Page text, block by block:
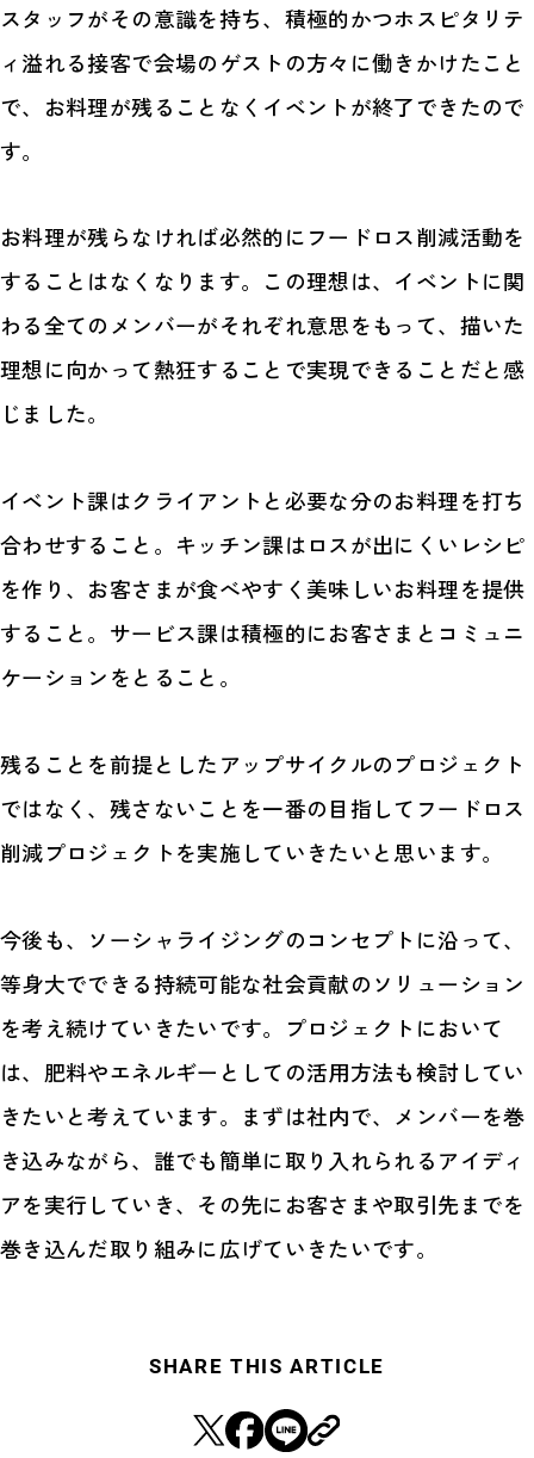
スタッフがその意識を持ち、積極的かつホスピタリテ
ィ溢れる接客で会場のゲストの方々に働きかけたこと
で、お料理が残ることなくイベントが終了できたので
す。
お料理が残らなければ必然的にフードロス削減活動を
することはなくなります。この理想は、イベントに関
わる全てのメンバーがそれぞれ意思をもって、描いた
理想に向かって熱狂することで実現できることだと感
じました。
イベント課はクライアントと必要な分のお料理を打ち
合わせすること。キッチン課はロスが出にくいレシピ
を作り、お客さまが食べやすく美味しいお料理を提供
すること。サービス課は積極的にお客さまとコミュニ
ケーションをとること。
残ることを前提としたアップサイクルのプロジェクト
ではなく、残さないことを一番の目指してフードロス
削減プロジェクトを実施していきたいと思います。
今後も、ソーシャライジングのコンセプトに沿って、
等身大でできる持続可能な社会貢献のソリューション
を考え続けていきたいです。プロジェクトにおいて
は、肥料やエネルギーとしての活用方法も検討してい
きたいと考えています。まずは社内で、メンバーを巻
き込みながら、誰でも簡単に取り入れられるアイディ
アを実行していき、その先にお客さまや取引先までを
巻き込んだ取り組みに広げていきたいです。
SHARE THIS ARTICLE